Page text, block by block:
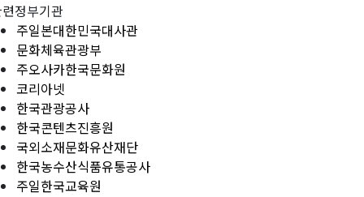
정부기관
주일본대한민국대사관
문화체육관광부
주오사카한국문화원
코리아넷
한국관광공사
한국콘텐츠진흥원
국외소재문화유산재단
한국농수산식품유통공사
주일한국교육원